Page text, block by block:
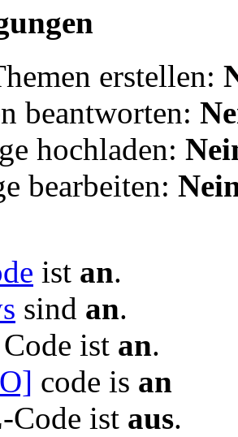
erstellen:
beantworten:
hochladen:
bearbeiten:
ist an.
sind an.
Code ist an.
code is an
ist aus.